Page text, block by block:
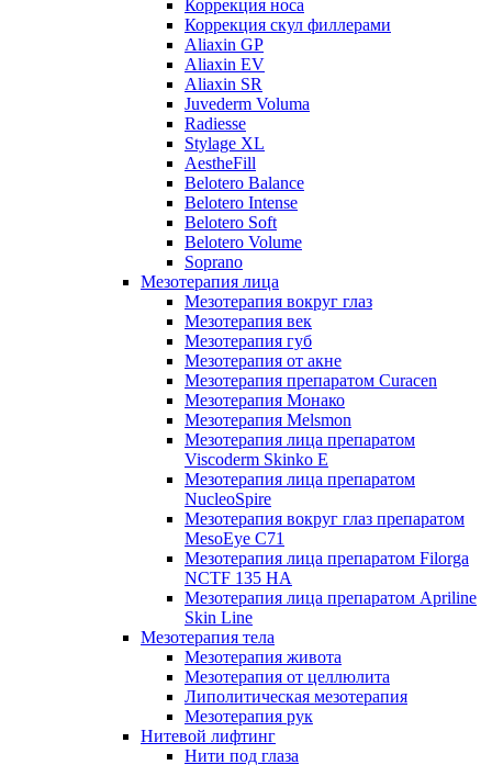
Коррекция носа
Коррекция скул филлерами
Aliaxin GP
Aliaxin EV
Aliaxin SR
Juvederm Voluma
Radiesse
Stylage XL
AestheFill
Belotero Balance
Belotero Intense
Belotero Soft
Belotero Volume
Soprano
Мезотерапия лица
Мезотерапия вокруг глаз
Мезотерапия век
Мезотерапия губ
Мезотерапия от акне
Мезотерапия препаратом Curacen
Мезотерапия Монако
Мезотерапия Melsmon
Мезотерапия лица препаратом
Viscoderm Skinko E
Мезотерапия лица препаратом
NucleoSpire
Мезотерапия вокруг глаз препаратом
MesoEye С71
Мезотерапия лица препаратом Filorga
NCTF 135 HA
Мезотерапия лица препаратом Apriline
Skin Line
Мезотерапия тела
Мезотерапия живота
Мезотерапия от целлюлита
Липолитическая мезотерапия
Мезотерапия рук
Нитевой лифтинг
Нити под глаза